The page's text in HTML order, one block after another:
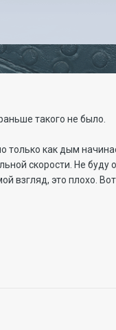
такого не было.
как дым
скорости. Не буду
взгляд, это плохо. Вот.